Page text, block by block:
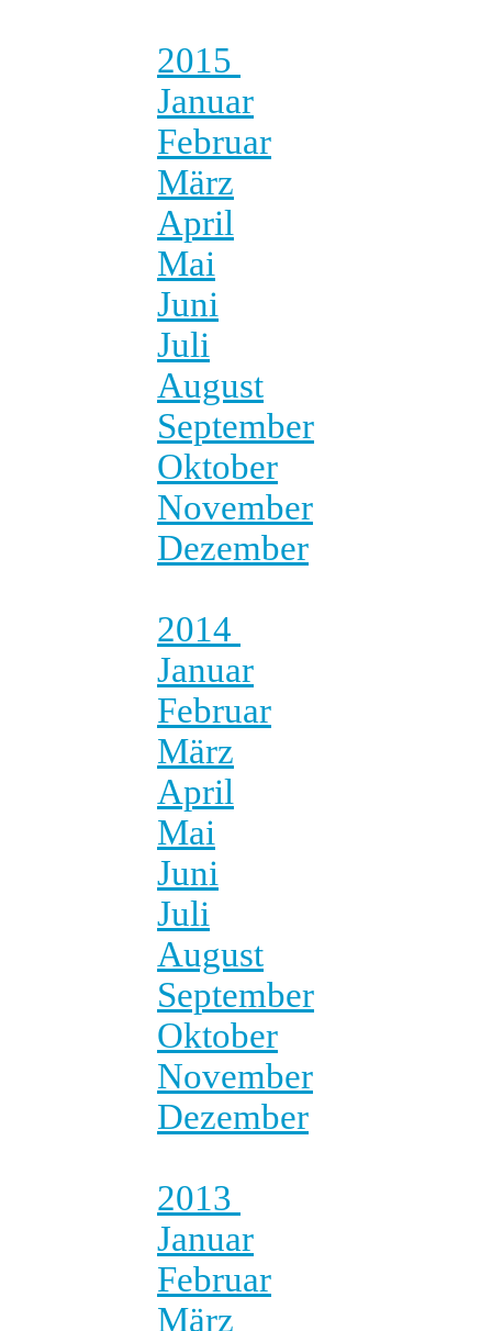
2015
Januar
Februar
März
April
Mai
Juni
Juli
August
September
Oktober
November
Dezember
2014
Januar
Februar
März
April
Mai
Juni
Juli
August
September
Oktober
November
Dezember
2013
Januar
Februar
März